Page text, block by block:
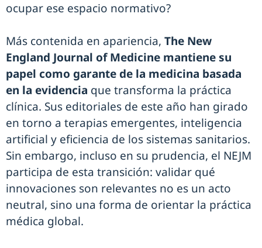
ocupar ese espacio normativo?
Más contenida en apariencia, The New
England Journal of Medicine mantiene su
papel como garante de la medicina basada
en la evidencia que transforma la práctica
clínica. Sus editoriales de este año han girado
en torno a terapias emergentes, inteligencia
artificial y eficiencia de los sistemas sanitarios.
Sin embargo, incluso en su prudencia, el NEJM
participa de esta transición: validar qué
innovaciones son relevantes no es un acto
neutral, sino una forma de orientar la práctica
médica global.